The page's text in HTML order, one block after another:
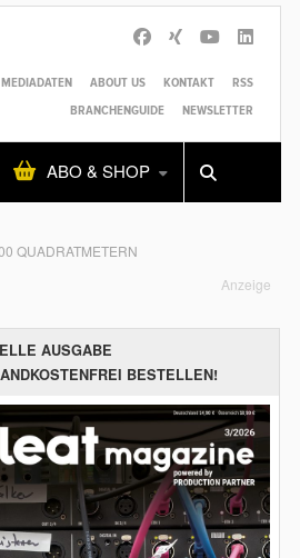
MEDIADATEN ABOUT US KONTAKT
RSS
BRANCHENGUIDE
NEWSLETTER
ABO & SHOP
Alles Shop SUCHEN
QUADRATMETERN
Anzeige
AUSGABE
BESTELLEN!